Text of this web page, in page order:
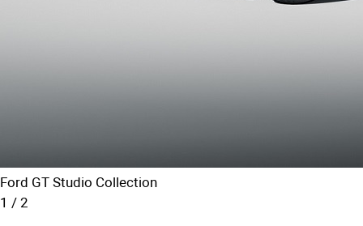
Ford GT Studio Collection
1 / 2